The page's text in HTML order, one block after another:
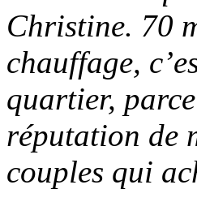
Christine. 70
chauffage,
quartier,
réputation de
couples qui